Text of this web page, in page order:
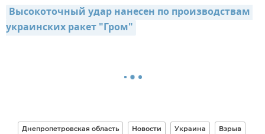
Высокоточный удар нанесен по производствам
украинских ракет "Гром"
Днепропетровская область Новости Украина Взрыв